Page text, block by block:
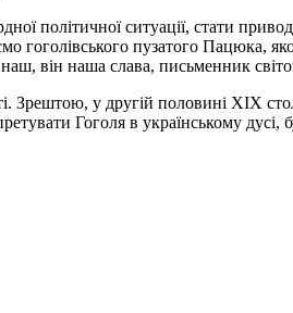
політичної ситуації, стати
пузатого Пацюка,
він наша слава, письменник
Зрештою, у другій половині XIX
Гоголя в українському